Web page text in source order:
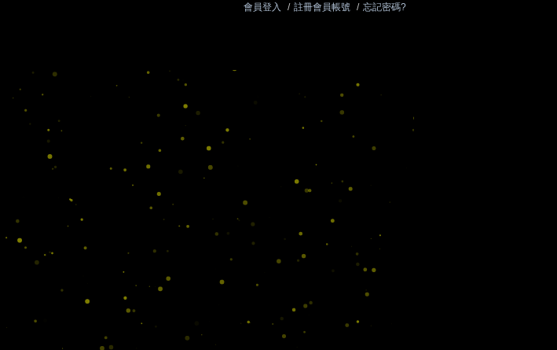
會員登入 / 註冊會員帳號 / 忘記密碼?